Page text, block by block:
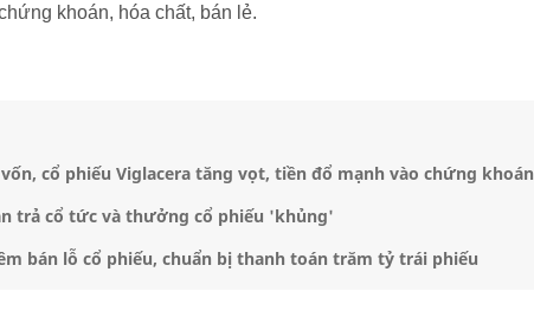
khoán, hóa chất, bán lẻ.
cổ phiếu Viglacera tăng vọt, tiền đổ mạnh vào chứng khoán
trả cổ tức và thưởng cổ phiếu 'khủng'
bán lỗ cổ phiếu, chuẩn bị thanh toán trăm tỷ trái phiếu